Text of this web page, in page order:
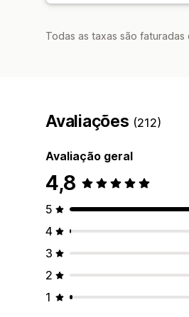
Todas as taxas são faturadas
Avaliações (212)
Avaliação geral
4,8
5
4
3
2
1